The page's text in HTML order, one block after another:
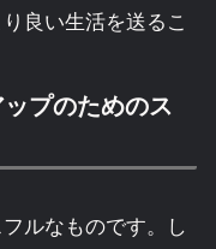
良い生活を送るこ
プのためのス
ルなものです。し